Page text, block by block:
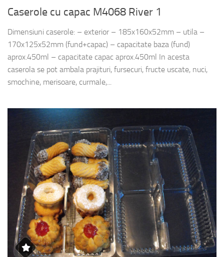
Caserole cu capac M4068 River 1
Dimensiuni caserole: – exterior – 185x160x52mm – utila –
170x125x52mm (fund+capac) – capacitate baza (fund)
aprox.450ml – capacitate capac aprox.450ml In acesta
caserola se pot ambala prajituri, fursecuri, fructe uscate, nuci,
smochine, merisoare, curmale,...